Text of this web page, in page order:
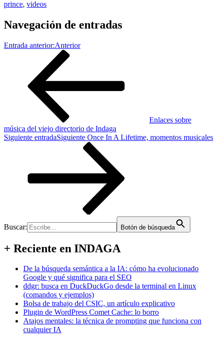
prince, videos
Navegación de entradas
Entrada anterior:Anterior
Enlaces sobre
música del viejo directorio de Indaga
Siguiente entradaSiguiente Once In A Lifetime, momentos musicales
Buscar: Botón de búsqueda
+ Reciente en INDAGA
De la búsqueda semántica a la IA: cómo ha evolucionado
Google y qué significa para el SEO
ddgr: busca en DuckDuckGo desde la terminal en Linux
(comandos y ejemplos)
Bolsa de trabajo del CSIC, un artículo explicativo
Plugin de WordPress Comet Cache: lo borro
Atajos mentales: la técnica de prompting que funciona con
cualquier IA